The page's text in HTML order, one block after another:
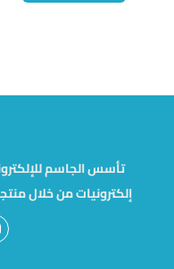
إلكترونيات من خلال